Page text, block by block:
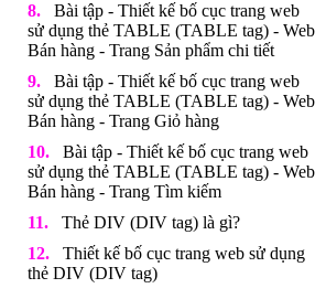
Bài tập - Thiết kế bố cục trang web
sử dụng thẻ TABLE (TABLE tag) - Web
Bán hàng - Trang Sản phẩm chi tiết
Bài tập - Thiết kế bố cục trang web
sử dụng thẻ TABLE (TABLE tag) - Web
Bán hàng - Trang Giỏ hàng
Bài tập - Thiết kế bố cục trang web
sử dụng thẻ TABLE (TABLE tag) - Web
Bán hàng - Trang Tìm kiếm
Thẻ DIV (DIV tag) là gì?
Thiết kế bố cục trang web sử dụng
thẻ DIV (DIV tag)